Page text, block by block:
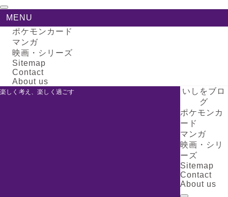
MENU
ポケモンカード
マンガ
映画・シリーズ
Sitemap
Contact
About us
楽しく考え、楽しく過ごす
いしをブロ
グ
ポケモンカ
ード
マンガ
映画・シリ
ーズ
Sitemap
Contact
About us